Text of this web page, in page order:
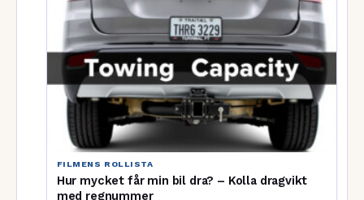
FILMENS ROLLISTA
Hur mycket får min bil dra? – Kolla dragvikt
med regnummer